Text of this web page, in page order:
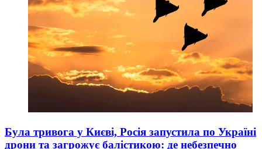
Була тривога у Києві, Росія запустила по Україні
дрони та загрожує балістикою: де небезпечно